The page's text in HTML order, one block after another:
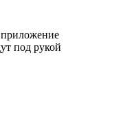
приложение
под рукой